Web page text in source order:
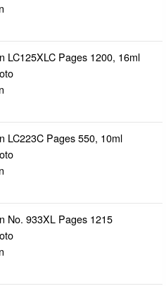
LC125XLC Pages 1200, 16ml
LC223C Pages 550, 10ml
No. 933XL Pages 1215